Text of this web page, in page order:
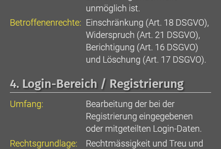
unmöglich ist.
Betroffenenrechte: Einschränkung (Art. 18 DSGVO),
Widerspruch (Art. 21 DSGVO),
Berichtigung (Art. 16 DSGVO)
und Löschung (Art. 17 DSGVO).
4. Login-Bereich / Registrierung
Umfang:
Bearbeitung der bei der
Registrierung eingegebenen
oder mitgeteilten Login-Daten.
Rechtsgrundlage:
Rechtmässigkeit und Treu und